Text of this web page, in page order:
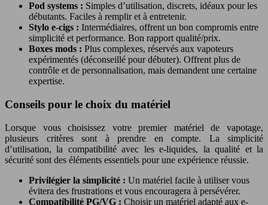
Pod systems : Simples d’utilisation, discrets, idéaux pour les
débutants. Faciles à remplir et à entretenir.
Stylo e-cigs : Intermédiaires, offrent un bon compromis entre
simplicité et performance. Bon rapport qualité/prix.
Boxes mods : Plus complexes, réservés aux vapoteurs
expérimentés (déconseillé pour débuter). Offrent plus de
contrôle et de personnalisation, mais demandent une certaine
expertise.
Conseils pour le choix du matériel
Lorsque vous choisissez votre premier matériel de vapotage,
plusieurs critères sont à prendre en compte. La simplicité
d’utilisation, la compatibilité avec les e-liquides, la qualité et la
sécurité sont des éléments essentiels pour une expérience réussie.
Privilégier la simplicité : Un matériel facile à utiliser vous
évitera des frustrations et vous encouragera à persévérer.
Compatibilité PG/VG : Choisir un matériel adapté aux e-